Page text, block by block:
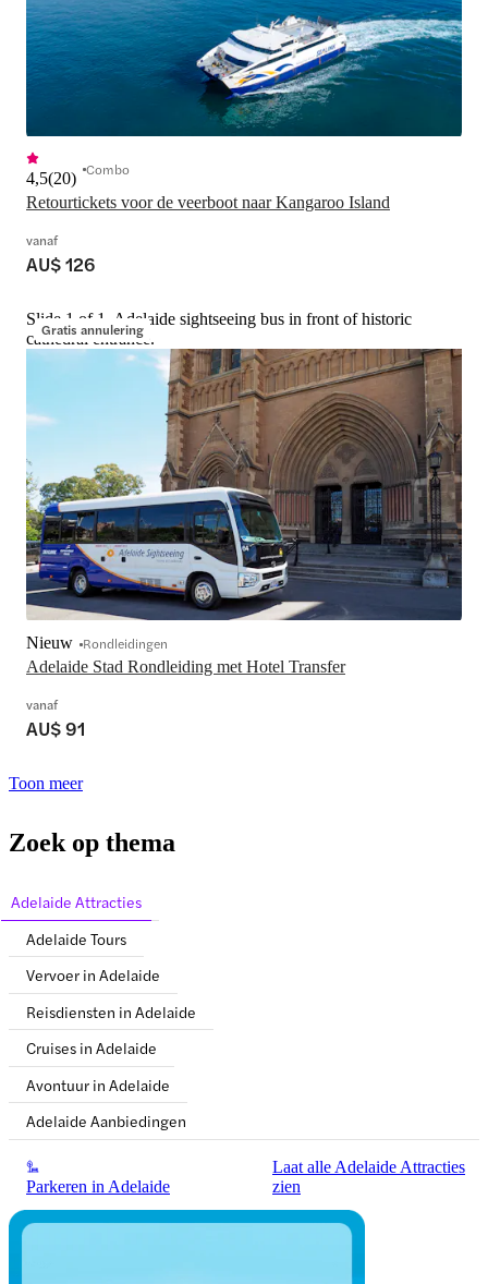
Retourtickets voor de veerboot naar Kangaroo Island
4,5(20) Combo
vanaf
AU$ 126
Gratis annulering
Slide 1 of 1, Adelaide sightseeing bus in front of historic
cathedral entrance.
Adelaide Stad Rondleiding met Hotel Transfer
Nieuw Rondleidingen
vanaf
AU$ 91
Toon meer
Zoek op thema
Adelaide Attracties
Adelaide Tours
Vervoer in Adelaide
Reisdiensten in Adelaide
Cruises in Adelaide
Avontuur in Adelaide
Adelaide Aanbiedingen
Parkeren in Adelaide
Laat alle Adelaide Attracties
zien